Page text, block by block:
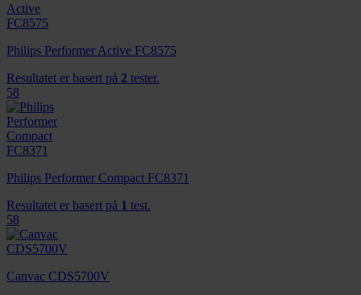
Philips Performer Active FC8575
Resultatet er basert på 2 tester.
58
Philips Performer Compact FC8371
Resultatet er basert på 1 test.
58
Canvac CDS5700V